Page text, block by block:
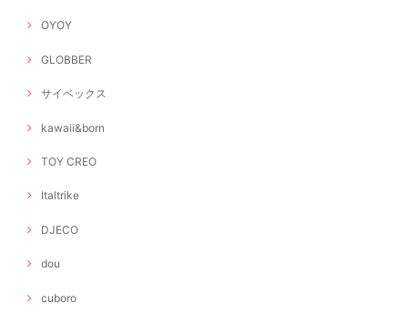
OYOY
GLOBBER
サイベックス
kawaii&born
TOY CREO
Italtrike
DJECO
dou
cuboro